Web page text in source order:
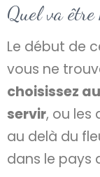
Quel va
Le début de
vous ne
choisissez
servir, ou les
au delà du
dans le pays